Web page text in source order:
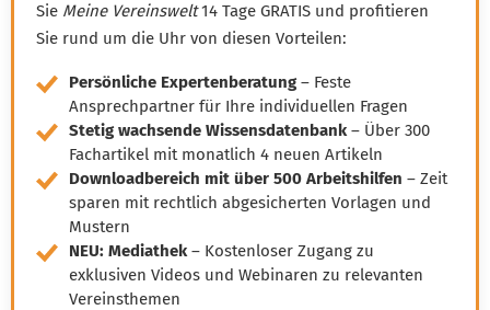
Sie Meine Vereinswelt14 Tage GRATIS und profitieren
Sie rund um die Uhr von diesen Vorteilen:
Persönliche Expertenberatung– Feste
Ansprechpartner für Ihre individuellen Fragen
Stetig wachsende Wissensdatenbank– Über 300
Fachartikel mit monatlich 4 neuen Artikeln
Downloadbereich mit über 500 Arbeitshilfen – Zeit
sparen mit rechtlich abgesicherten Vorlagen und
Mustern
NEU: Mediathek– Kostenloser Zugang zu
exklusiven Videos und Webinaren zu relevanten
Vereinsthemen